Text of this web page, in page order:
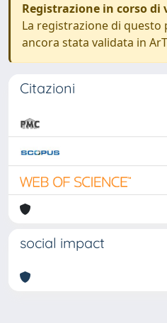
Registrazione in corso di
La registrazione di
ancora stata validata in
Citazioni
social impact